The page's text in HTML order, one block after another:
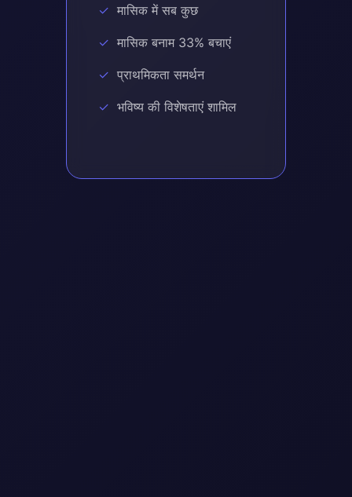
मासिक में सब कुछ
मासिक बनाम 33% बचाएं
प्राथमिकता समर्थन
भविष्य की विशेषताएं शामिल